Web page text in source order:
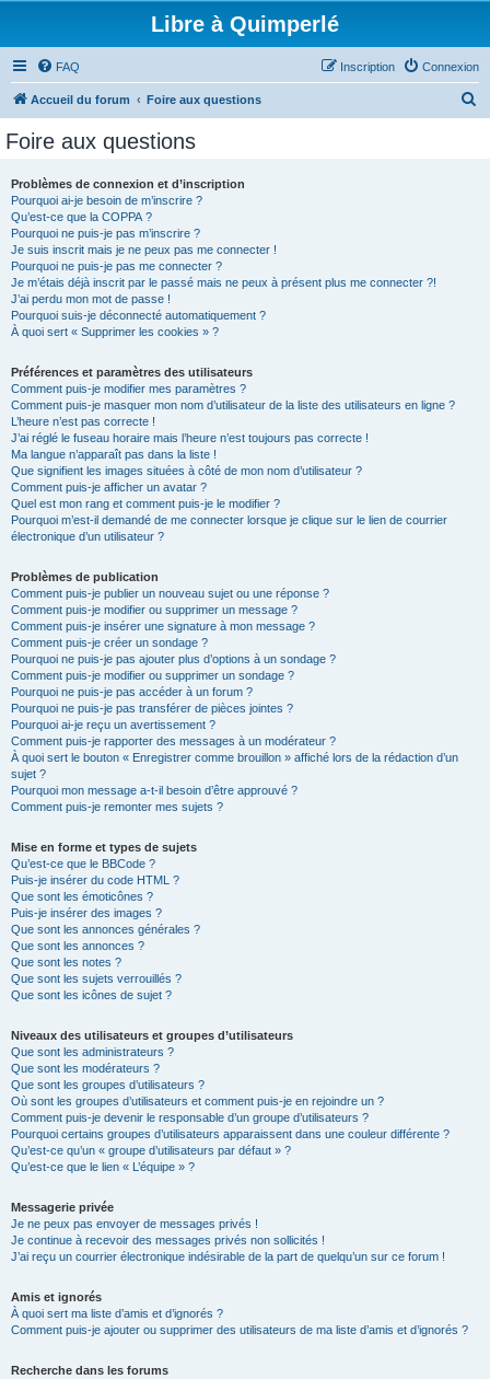
Libre à Quimperlé
FAQ Connexion
Inscription
Accueil du forum Foire aux questions
Foire aux questions
Problèmes de connexion et d’inscription
Pourquoi ai-je besoin de m’inscrire ?
Qu’est-ce que la COPPA ?
Pourquoi ne puis-je pas m’inscrire ?
Je suis inscrit mais je ne peux pas me connecter !
Pourquoi ne puis-je pas me connecter ?
Je m’étais déjà inscrit par le passé mais ne peux à présent plus me connecter ?!
J’ai perdu mon mot de passe !
Pourquoi suis-je déconnecté automatiquement ?
À quoi sert « Supprimer les cookies » ?
Préférences et paramètres des utilisateurs
Comment puis-je modifier mes paramètres ?
Comment puis-je masquer mon nom d’utilisateur de la liste des utilisateurs en ligne ?
L’heure n’est pas correcte !
J’ai réglé le fuseau horaire mais l’heure n’est toujours pas correcte !
Ma langue n’apparaît pas dans la liste !
Que signifient les images situées à côté de mon nom d’utilisateur ?
Comment puis-je afficher un avatar ?
Quel est mon rang et comment puis-je le modifier ?
Pourquoi m’est-il demandé de me connecter lorsque je clique sur le lien de courrier
électronique d’un utilisateur ?
Problèmes de publication
Comment puis-je publier un nouveau sujet ou une réponse ?
Comment puis-je modifier ou supprimer un message ?
Comment puis-je insérer une signature à mon message ?
Comment puis-je créer un sondage ?
Pourquoi ne puis-je pas ajouter plus d’options à un sondage ?
Comment puis-je modifier ou supprimer un sondage ?
Pourquoi ne puis-je pas accéder à un forum ?
Pourquoi ne puis-je pas transférer de pièces jointes ?
Pourquoi ai-je reçu un avertissement ?
Comment puis-je rapporter des messages à un modérateur ?
À quoi sert le bouton « Enregistrer comme brouillon » affiché lors de la rédaction d’un
sujet ?
Pourquoi mon message a-t-il besoin d’être approuvé ?
Comment puis-je remonter mes sujets ?
Mise en forme et types de sujets
Qu’est-ce que le BBCode ?
Puis-je insérer du code HTML ?
Que sont les émoticônes ?
Puis-je insérer des images ?
Que sont les annonces générales ?
Que sont les annonces ?
Que sont les notes ?
Que sont les sujets verrouillés ?
Que sont les icônes de sujet ?
Niveaux des utilisateurs et groupes d’utilisateurs
Que sont les administrateurs ?
Que sont les modérateurs ?
Que sont les groupes d’utilisateurs ?
Où sont les groupes d’utilisateurs et comment puis-je en rejoindre un ?
Comment puis-je devenir le responsable d’un groupe d’utilisateurs ?
Pourquoi certains groupes d’utilisateurs apparaissent dans une couleur différente ?
Qu’est-ce qu’un « groupe d’utilisateurs par défaut » ?
Qu’est-ce que le lien « L’équipe » ?
Messagerie privée
Je ne peux pas envoyer de messages privés !
Je continue à recevoir des messages privés non sollicités !
J’ai reçu un courrier électronique indésirable de la part de quelqu’un sur ce forum !
Amis et ignorés
À quoi sert ma liste d’amis et d’ignorés ?
Comment puis-je ajouter ou supprimer des utilisateurs de ma liste d’amis et d’ignorés ?
Recherche dans les forums